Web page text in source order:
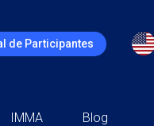
de Participantes
IMMA Blog